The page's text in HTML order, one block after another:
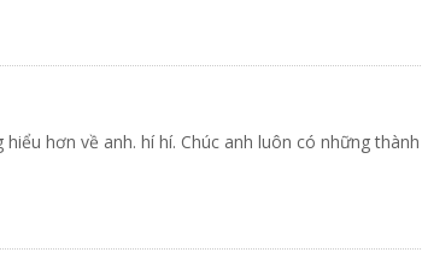
hơn về anh. hí hí. Chúc anh luôn có những